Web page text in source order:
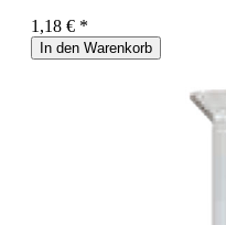
1,18 € *
In den Warenkorb